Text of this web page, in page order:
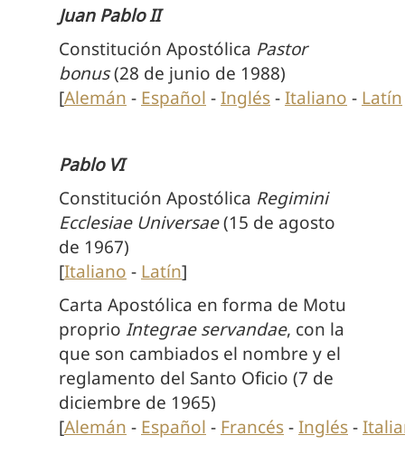
Juan Pablo II
Constitución Apostólica Pastor
bonus(28 de junio de 1988)
[Alemán - Español -Inglés-Italiano - Latín
Pablo VI
Constitución Apostólica Regimini
Ecclesiae Universae(15 de agosto
de 1967)
[Italiano - Latín]
Carta Apostólica en forma de Motu
proprio Integrae servandae, con la
que son cambiados el nombre y el
reglamento del Santo Oficio (7 de
diciembre de 1965)
[Alemán - Español - Francés-Inglés-